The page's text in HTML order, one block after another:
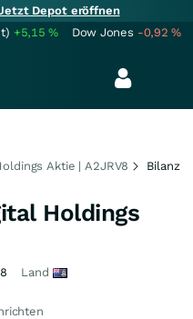
Depot eröffnen
+5,15% Dow Jones -0,92%
Aktie | A2JRV8 Bilanz
Holdings
Land